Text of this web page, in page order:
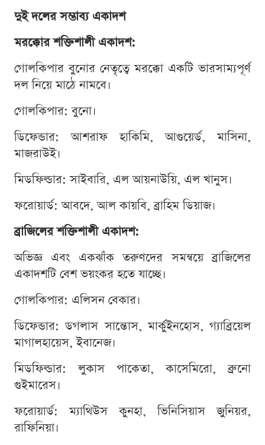
দুই দলের সম্ভাব্য একাদশ
মরক্কোর শক্তিশালী একাদশ:
গোলকিপার বুনোর নেতৃত্বে মরক্কো একটি ভারসাম্যপূর্ণ
দল নিয়ে মাঠে নামবে।
গোলকিপার: বুনো।
ডিফেন্ডার: আশরাফ হাকিমি, আগুয়ের্ড, মাসিনা,
মাজরাউই।
মিডফিল্ডার: সাইবারি, এল আয়নাউয়ি, এল খানুস।
ফরোয়ার্ড: আবদে, আল কায়বি, ব্রাহিম ডিয়াজ।
ব্রাজিলের শক্তিশালী একাদশ:
অভিজ্ঞ এবং একঝাঁক তরুণদের সমন্বয়ে ব্রাজিলের
একাদশটি বেশ ভয়ংকর হতে যাচ্ছে।
গোলকিপার: এলিসন বেকার।
ডিফেন্ডার: ডগলাস সান্তোস, মার্কুইনহোস, গ্যাব্রিয়েল
মাগালহায়েস, ইবানেজ।
মিডফিল্ডার: লুকাস পাকেতা, কাসেমিরো, ব্রুনো
গুইমারেস।
ফরোয়ার্ড: ম্যাথিউস কুনহা, ভিনিসিয়াস জুনিয়র,
রাফিনিয়া।